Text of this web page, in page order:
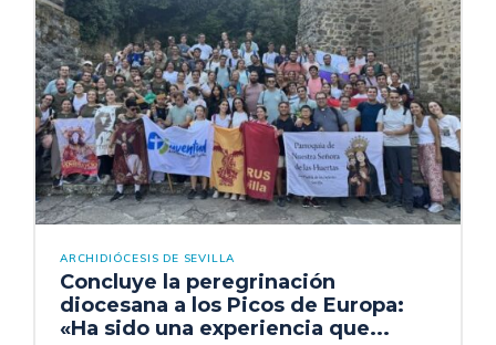
ARCHIDIÓCESIS DE SEVILLA
Concluye la peregrinación
diocesana a los Picos de Europa:
«Ha sido una experiencia que...